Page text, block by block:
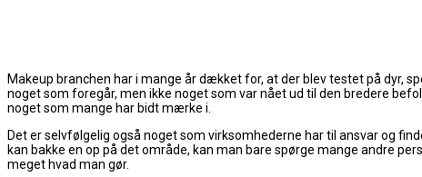
Makeup branchen har i mange år dækket for, at der blev testet på dyr,
noget som foregår, men ikke noget som var nået ud til den bredere
noget som mange har bidt mærke i.
Det er selvfølgelig også noget som virksomhederne har til ansvar og
kan bakke en op på det område, kan man bare spørge mange andre
meget hvad man gør.